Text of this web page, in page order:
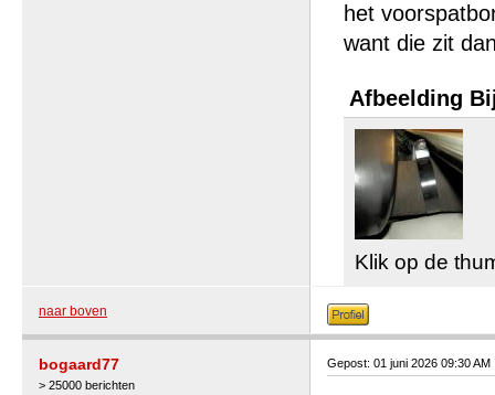
het
want die zit
Afbeelding
Klik op de
naar boven
bogaard77
> 25000 berichten
Gepost: 01 juni 2026 09:30 AM